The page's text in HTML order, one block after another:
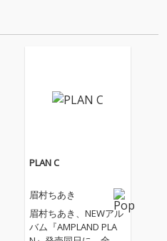
PLAN C
眉村ちあき
眉村ちあき、NEWアル
バム『AMPLAND PLA